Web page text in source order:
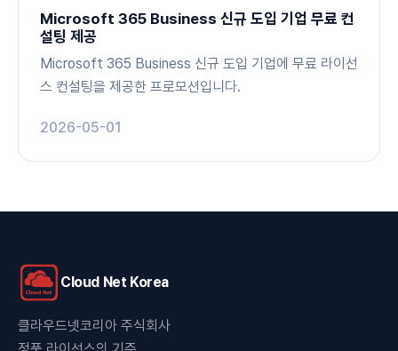
Microsoft 365 Business 신규 도입 기업 무료 컨
설팅 제공
Microsoft 365 Business 신규 도입 기업에 무료 라이선
스 컨설팅을 제공한 프로모션입니다.
2026-05-01
Cloud Net Korea
클라우드넷코리아 주식회사